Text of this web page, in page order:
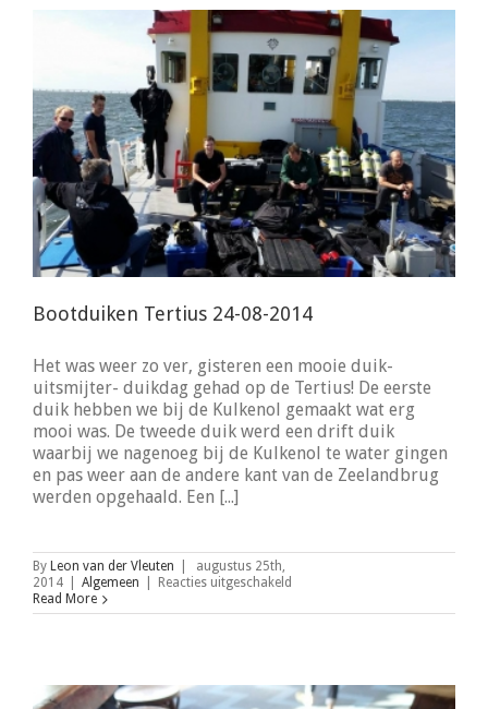
Bootduiken Tertius 24-08-2014
Het was weer zo ver, gisteren een mooie duik-
uitsmijter- duikdag gehad op de Tertius! De eerste
duik hebben we bij de Kulkenol gemaakt wat erg
mooi was. De tweede duik werd een drift duik
waarbij we nagenoeg bij de Kulkenol te water gingen
en pas weer aan de andere kant van de Zeelandbrug
werden opgehaald. Een [...]
By Leon van der Vleuten
augustus 25th,
2014
Algemeen Reacties uitgeschakeld
Tertius
Read More